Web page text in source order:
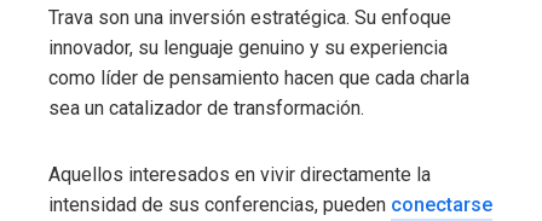
Trava son una inversión estratégica. Su enfoque
innovador, su lenguaje genuino y su experiencia
como líder de pensamiento hacen que cada charla
sea un catalizador de transformación.
Aquellos interesados en vivir directamente la
intensidad de sus conferencias, pueden conectarse